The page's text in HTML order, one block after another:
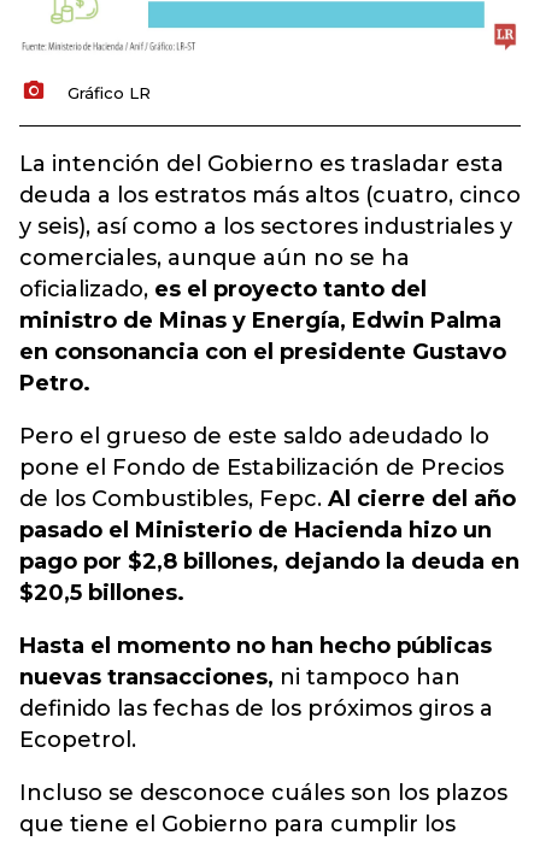
Gráfico LR
La intención del Gobierno es trasladar esta
deuda a los estratos más altos (cuatro, cinco
y seis), así como a los sectores industriales y
comerciales, aunque aún no se ha
oficializado, es el proyecto tanto del
ministro de Minas y Energía, Edwin Palma
en consonancia con el presidente Gustavo
Petro.
Pero el grueso de este saldo adeudado lo
pone el Fondo de Estabilización de Precios
de los Combustibles, Fepc. Al cierre del año
pasado el Ministerio de Hacienda hizo un
pago por $2,8 billones, dejando la deuda en
$20,5 billones.
Hasta el momento no han hecho públicas
nuevas transacciones, ni tampoco han
definido las fechas de los próximos giros a
Ecopetrol.
Incluso se desconoce cuáles son los plazos
que tiene el Gobierno para cumplir los